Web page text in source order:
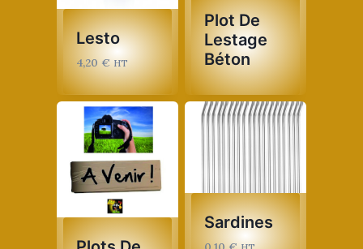
Lesto
4,20 € HT
Plot De
Lestage
Béton
Sardines